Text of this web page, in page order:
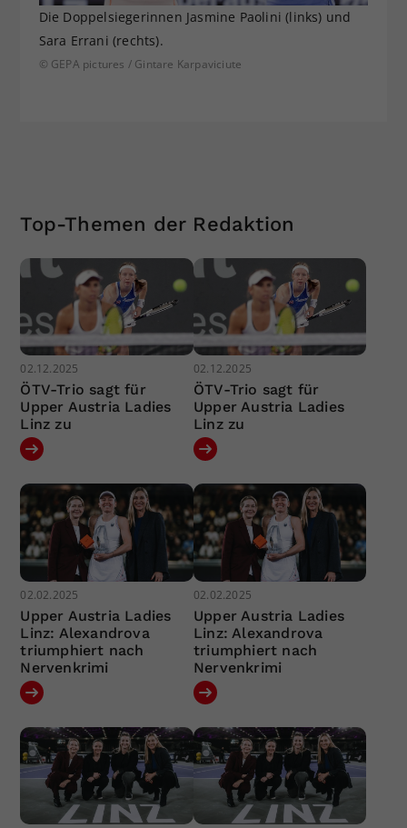
Die Doppelsiegerinnen Jasmine Paolini (links) und
Sara Errani (rechts).
© GEPA pictures / Gintare Karpaviciute
Top-Themen der Redaktion
02.12.2025
ÖTV-Trio sagt für
Upper Austria Ladies
Linz zu
02.12.2025
ÖTV-Trio sagt für
Upper Austria Ladies
Linz zu
02.02.2025
Upper Austria Ladies
Linz: Alexandrova
triumphiert nach
Nervenkrimi
02.02.2025
Upper Austria Ladies
Linz: Alexandrova
triumphiert nach
Nervenkrimi